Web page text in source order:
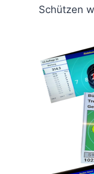
Schützen